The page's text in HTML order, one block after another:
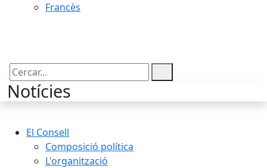
Francès
Cercar:
Notícies
El Consell
Composició política
L'organització